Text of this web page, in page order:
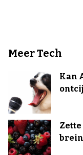
Meer Tech
Kan